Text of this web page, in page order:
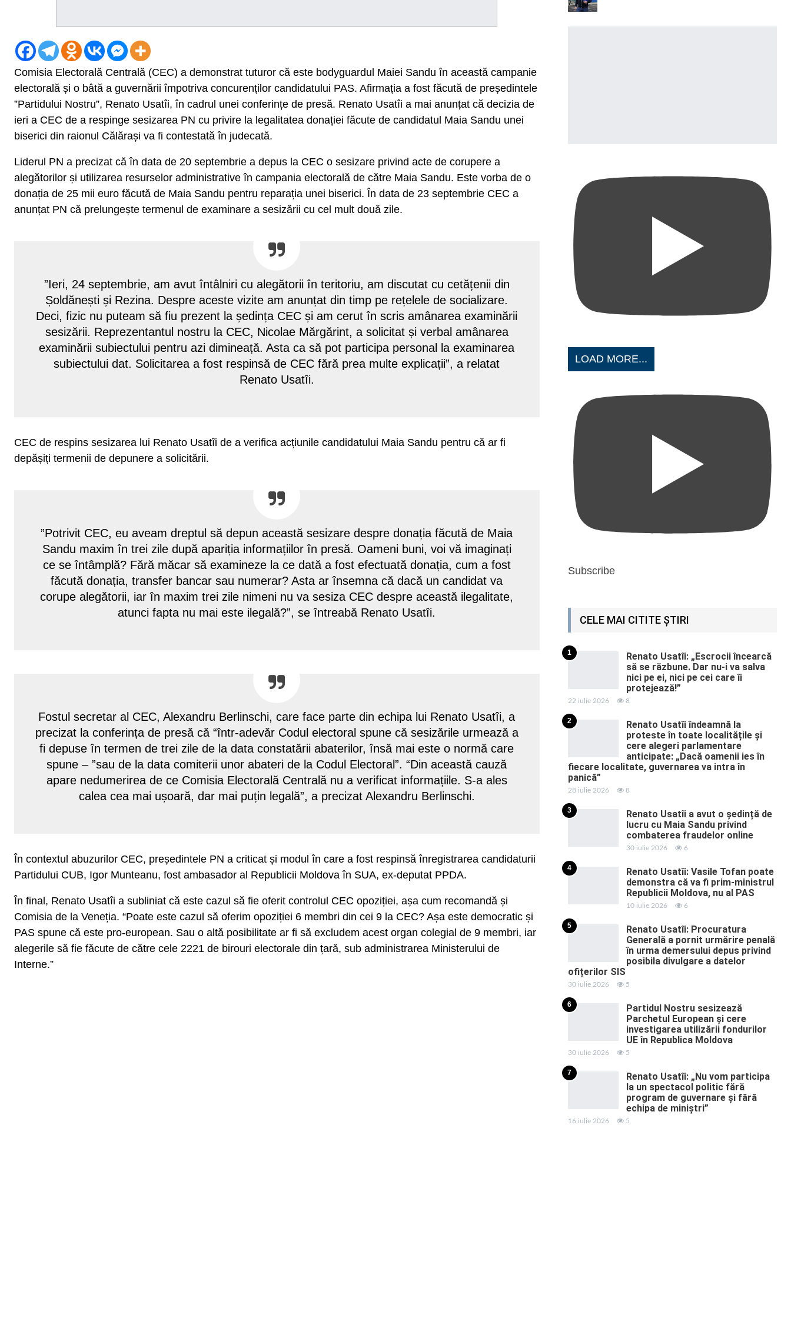
Comisia Electorală Centrală (CEC) a demonstrat tuturor că este bodyguardul Maiei Sandu în această campanie
electorală și o bâtă a guvernării împotriva concurenților candidatului PAS. Afirmația a fost făcută de președintele
”Partidului Nostru”, Renato Usatîi, în cadrul unei conferințe de presă. Renato Usatîi a mai anunțat că decizia de
ieri a CEC de a respinge sesizarea PN cu privire la legalitatea donației făcute de candidatul Maia Sandu unei
biserici din raionul Călărași va fi contestată în judecată.
Liderul PN a precizat că în data de 20 septembrie a depus la CEC o sesizare privind acte de corupere a
alegătorilor și utilizarea resurselor administrative în campania electorală de către Maia Sandu. Este vorba de o
donația de 25 mii euro făcută de Maia Sandu pentru reparația unei biserici. În data de 23 septembrie CEC a
anunțat PN că prelungește termenul de examinare a sesizării cu cel mult două zile.
”Ieri, 24 septembrie, am avut întâlniri cu alegătorii în teritoriu, am discutat cu cetățenii din
Șoldănești și Rezina. Despre aceste vizite am anunțat din timp pe rețelele de socializare.
Deci, fizic nu puteam să fiu prezent la ședința CEC și am cerut în scris amânarea examinării
sesizării. Reprezentantul nostru la CEC, Nicolae Mărgărint, a solicitat și verbal amânarea
examinării subiectului pentru azi dimineață. Asta ca să pot participa personal la examinarea
subiectului dat. Solicitarea a fost respinsă de CEC fără prea multe explicații”, a relatat
Renato Usatîi.
CEC de respins sesizarea lui Renato Usatîi de a verifica acțiunile candidatului Maia Sandu pentru că ar fi
depășiți termenii de depunere a solicitării.
”Potrivit CEC, eu aveam dreptul să depun această sesizare despre donația făcută de Maia
Sandu maxim în trei zile după apariția informațiilor în presă. Oameni buni, voi vă imaginați
ce se întâmplă? Fără măcar să examineze la ce dată a fost efectuată donația, cum a fost
făcută donația, transfer bancar sau numerar? Asta ar însemna că dacă un candidat va
corupe alegătorii, iar în maxim trei zile nimeni nu va sesiza CEC despre această ilegalitate,
atunci fapta nu mai este ilegală?”, se întreabă Renato Usatîi.
Fostul secretar al CEC, Alexandru Berlinschi, care face parte din echipa lui Renato Usatîi, a
precizat la conferința de presă că “într-adevăr Codul electoral spune că sesizările urmează a
fi depuse în termen de trei zile de la data constatării abaterilor, însă mai este o normă care
spune – ”sau de la data comiterii unor abateri de la Codul Electoral”. “Din această cauză
apare nedumerirea de ce Comisia Electorală Centrală nu a verificat informațiile. S-a ales
calea cea mai ușoară, dar mai puțin legală”, a precizat Alexandru Berlinschi.
În contextul abuzurilor CEC, președintele PN a criticat și modul în care a fost respinsă înregistrarea candidaturii
Partidului CUB, Igor Munteanu, fost ambasador al Republicii Moldova în SUA, ex-deputat PPDA.
În final, Renato Usatîi a subliniat că este cazul să fie oferit controlul CEC opoziției, așa cum recomandă și
Comisia de la Veneția. “Poate este cazul să oferim opoziției 6 membri din cei 9 la CEC? Așa este democratic și
PAS spune că este pro-european. Sau o altă posibilitate ar fi să excludem acest organ colegial de 9 membri, iar
alegerile să fie făcute de către cele 2221 de birouri electorale din țară, sub administrarea Ministerului de
Interne.”
LOAD MORE...
Subscribe
CELE MAI CITITE ȘTIRI
1
Renato Usatîi: „Escrocii încearcă
să se răzbune. Dar nu-i va salva
nici pe ei, nici pe cei care îi
protejează!”
22 iulie 2026 8
2
Renato Usatîi îndeamnă la
proteste în toate localitățile și
cere alegeri parlamentare
anticipate: „Dacă oamenii ies în
fiecare localitate, guvernarea va intra în
panică”
28 iulie 2026 8
3
Renato Usatîi a avut o ședință de
lucru cu Maia Sandu privind
combaterea fraudelor online
30 iulie 2026 6
4
Renato Usatîi: Vasile Tofan poate
demonstra că va fi prim-ministrul
Republicii Moldova, nu al PAS
10 iulie 2026 6
5
Renato Usatîi: Procuratura
Generală a pornit urmărire penală
în urma demersului depus privind
posibila divulgare a datelor
ofițerilor SIS
30 iulie 2026 5
6
Partidul Nostru sesizează
Parchetul European și cere
investigarea utilizării fondurilor
UE în Republica Moldova
30 iulie 2026 5
7
Renato Usatîi: „Nu vom participa
la un spectacol politic fără
program de guvernare și fără
echipa de miniștri”
16 iulie 2026 5